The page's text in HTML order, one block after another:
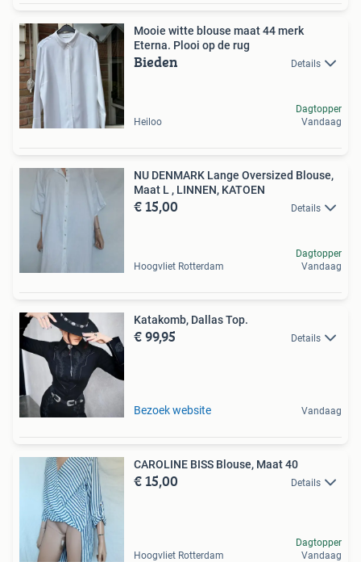
Mooie witte blouse maat 44 merk
Eterna. Plooi op de rug
Bieden Details
Heiloo
Dagtopper
Vandaag
NU DENMARK Lange Oversized Blouse,
Maat L , LINNEN, KATOEN
€ 15,00 Details
Hoogvliet Rotterdam
Dagtopper
Vandaag
Katakomb, Dallas Top.
€ 99,95 Details
Bezoek website Vandaag
CAROLINE BISS Blouse, Maat 40
€ 15,00 Details
Hoogvliet Rotterdam
Dagtopper
Vandaag